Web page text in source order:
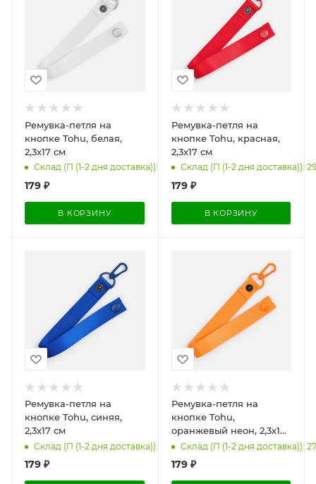
Ремувка-петля на
кнопке Tohu, белая,
2,3х17 см
Склад (П (1-2 дня доставка)): 126
179 ₽
В КОРЗИНУ
Ремувка-петля на
кнопке Tohu, красная,
2,3х17 см
Склад (П (1-2 дня доставка)):
179₽
В КОРЗИНУ
Ремувка-петля на
кнопке Tohu, синяя,
2,3х17 см
Склад (П (1-2 дня доставка)): 296
179 ₽
Ремувка-петля на
кнопке Tohu,
оранжевый неон, 2,3х17
смСклад (П (1-2 дня доставка)):
179₽